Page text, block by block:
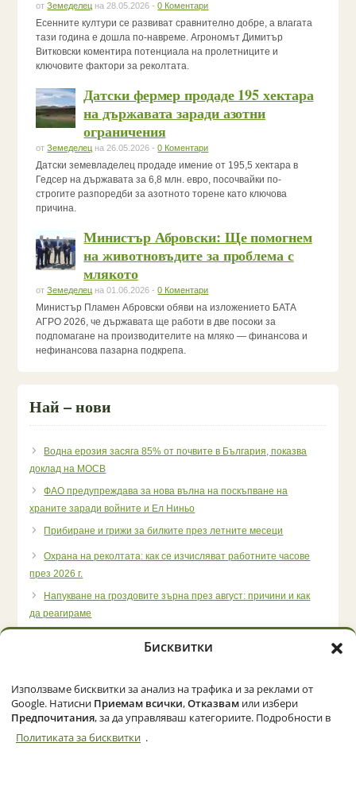
Бисквитки
Използваме бисквитки за анализ на трафика и за реклами от
Google. Натисни Приемам всички,Отказвам или избери
Предпочитания, за да управляваш категориите. Подробности в
Политиката за бисквитки .
отЗемеделец на 28.05.2026 -0 Коментари
Есенните култури се развиват сравнително добре, а влагата
тази година е дошла по-навреме. Агрономът Димитър
Витковски коментира потенциала на пролетниците и
ключовите фактори за реколтата.
Датски фермер продаде 195 хектара
на държавата заради азотни
ограничения
отЗемеделец на 26.05.2026 -0 Коментари
Датски земевладелец продаде имение от 195,5 хектара в
Гедсер на държавата за 6,8 млн. евро, посочвайки по-
строгите разпоредби за азотното торене като ключова
причина.
Министър Абровски: Ще помогнем
на животновъдите за проблема с
млякото
отЗемеделец на 01.06.2026 -0 Коментари
Министър Пламен Абровски обяви на изложението БАТА
АГРО 2026, че държавата ще работи в две посоки за
подпомагане на производителите на мляко — финансова и
нефинансова пазарна подкрепа.
Най – нови
Водна ерозия засяга 85% от почвите в България, показва
доклад на МОСВ
ФАО предупреждава за нова вълна на поскъпване на
храните заради войните и Ел Ниньо
Прибиране и грижи за билките през летните месеци
Охрана на реколтата: как се изчисляват работните часове
през 2026 г.
Напукване на гроздовите зърна през август: причини и как
да реагираме
НачалоКатегорииПолитика за бисквитки (ЕС)